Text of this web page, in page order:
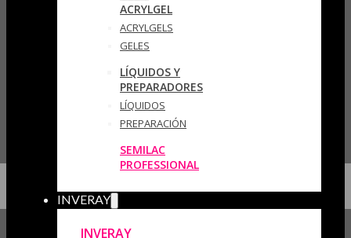
ACRYLGEL
ACRYLGELS
GELES
LÍQUIDOS Y
PREPARADORES
LÍQUIDOS
PREPARACIÓN
SEMILAC
PROFESSIONAL
INVERAY
INVERAY